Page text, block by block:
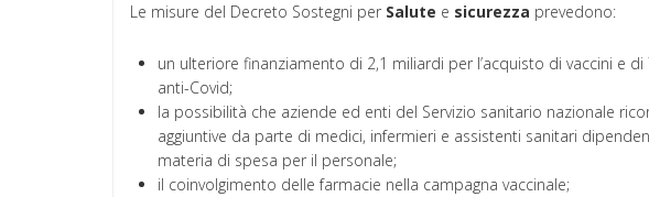
Le misure del Decreto Sostegni per Salute e sicurezza prevedono:
un ulteriore finanziamento di 2,1 miliardi per l’acquisto di vaccini e
anti-Covid;
la possibilità che aziende ed enti del Servizio sanitario nazionale
aggiuntive da parte di medici, infermieri e assistenti sanitari
materia di spesa per il personale;
il coinvolgimento delle farmacie nella campagna vaccinale;